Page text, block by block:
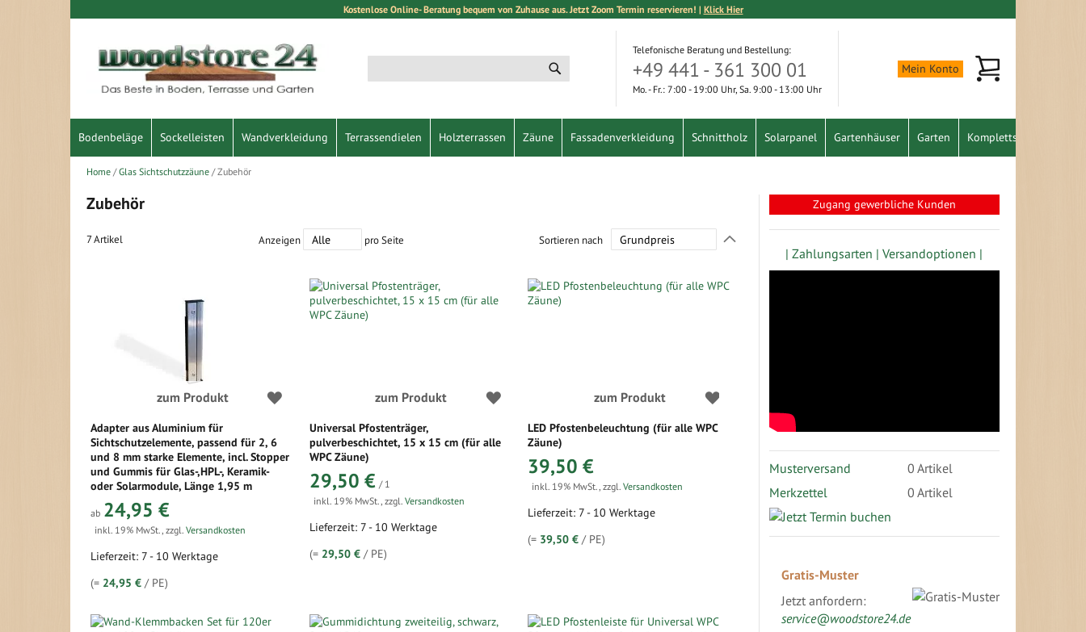
Kostenlose Online- Beratung bequem von Zuhause aus. Jetzt Zoom Termin reservieren! | Klick Hier
Inhalt
Suche
Telefonische Beratung und Bestellung:
+49 441 - 361 300 01
Mo. - Fr.: 7:00 - 19:00 Uhr, Sa. 9:00 - 13:00 Uhr
Mein Konto Mein Warenkorb
Bodenbeläge Sockelleisten Wandverkleidung Terrassendielen Holzterrassen Zäune Fassadenverkleidung Schnittholz Solarpanel Gartenhäuser Garten Komplettset
Home Glas Sichtschutzzäune Zubehör
Zubehör
7Artikel Anzeigen pro Seite Sortieren nach
absteigender
zum Produkt
Adapter aus Aluminium für
Sichtschutzelemente, passend für 2, 6
und 8 mm starke Elemente, incl. Stopper
und Gummis für Glas-,HPL-, Keramik-
oder Solarmodule, Länge 1,95 m
ab 24,95 €
inkl. 19% MwSt., zzgl. Versandkosten
Lieferzeit: 7 - 10 Werktage
(= 24,95 € / PE)
zum Produkt
Universal Pfostenträger,
pulverbeschichtet, 15 x 15 cm (für alle
WPC Zäune)
29,50 € / 1
inkl. 19% MwSt., zzgl. Versandkosten
Lieferzeit: 7 - 10 Werktage
(= 29,50 €/ PE)
zum Produkt
LED Pfostenbeleuchtung (für alle WPC
Zäune)
39,50 €
inkl. 19% MwSt.,zzgl.Versandkosten
Lieferzeit: 7 - 10 Werktage
(= 39,50 € / PE)
Zugang gewerbliche Kunden
| Zahlungsarten | Versandoptionen |
Musterversand 0 Artikel
Merkzettel
0 Artikel
Gratis-Muster
Jetzt anfordern:
service@woodstore24.de